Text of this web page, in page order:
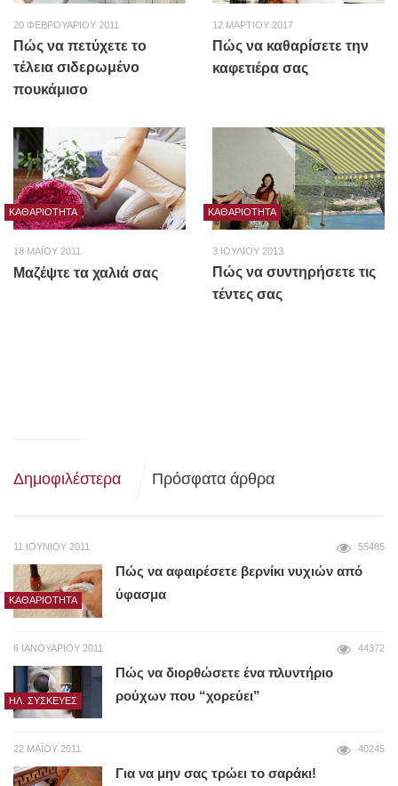
20 ΦΕΒΡΟΥΑΡΊΟΥ 2011
Πώς να πετύχετε το
τέλεια σιδερωμένο
πουκάμισο
12 ΜΑΡΤΊΟΥ 2017
Πώς να καθαρίσετε την
καφετιέρα σας
ΚΑΘΑΡΙΌΤΗΤΑ
18 ΜΑΪ́ΟΥ 2011
Μαζέψτε τα χαλιά σας
ΚΑΘΑΡΙΌΤΗΤΑ
3 ΙΟΥΛΊΟΥ 2013
Πώς να συντηρήσετε τις
τέντες σας
Δημοφιλέστερα Πρόσφατα άρθρα
11 ΙΟΥΝΊΟΥ 2011 55485
ΚΑΘΑΡΙΌΤΗΤΑ
Πώς να αφαιρέσετε βερνίκι νυχιών από
ύφασμα
6 ΙΑΝΟΥΑΡΊΟΥ 2011 44372
ΗΛ. ΣΥΣΚΕΥΈΣ
Πώς να διορθώσετε ένα πλυντήριο
ρούχων που “χορεύει”
22 ΜΑΪ́ΟΥ 2011 40245
Για να μην σας τρώει το σαράκι!